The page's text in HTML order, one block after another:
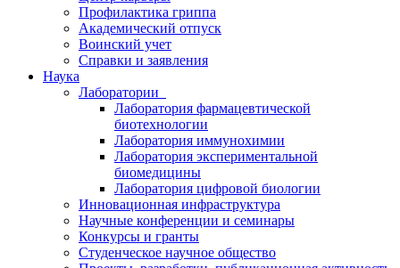
Профилактика гриппа
Академический отпуск
Воинский учет
Справки и заявления
Наука
Лаборатории
Лаборатория фармацевтической
биотехнологии
Лаборатория иммунохимии
Лаборатория экспериментальной
биомедицины
Лаборатория цифровой биологии
Инновационная инфраструктура
Научные конференции и семинары
Конкурсы и гранты
Студенческое научное общество